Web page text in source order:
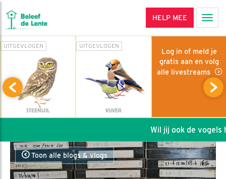
HELP MEE
UITGEVLOGEN
STEENUIL
UITGEVLOGEN
VIJVER
Log in of meld je
gratis aan en volg
alle livestreams
Wil jij ook de vogels
Toon alle blogs & vlogs